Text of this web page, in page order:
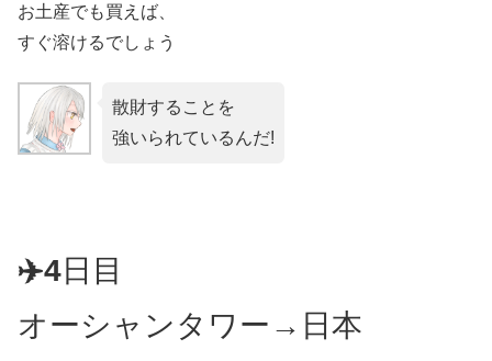
お土産でも買えば、
すぐ溶けるでしょう
散財することを
強いられているんだ!
✈️4日目
オーシャンタワー→日本